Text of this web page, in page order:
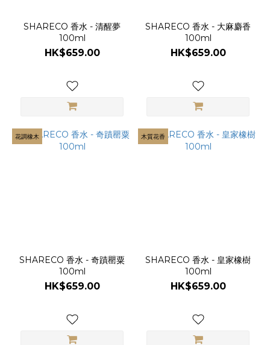
SHARECO 香水 - 清醒夢
100ml
HK$659.00
SHARECO 香水 - 大麻麝香
100ml
HK$659.00
花調橡木
SHARECO 香水 - 奇蹟罌粟
100ml
HK$659.00
木質花香
SHARECO 香水 - 皇家橡樹
100ml
HK$659.00